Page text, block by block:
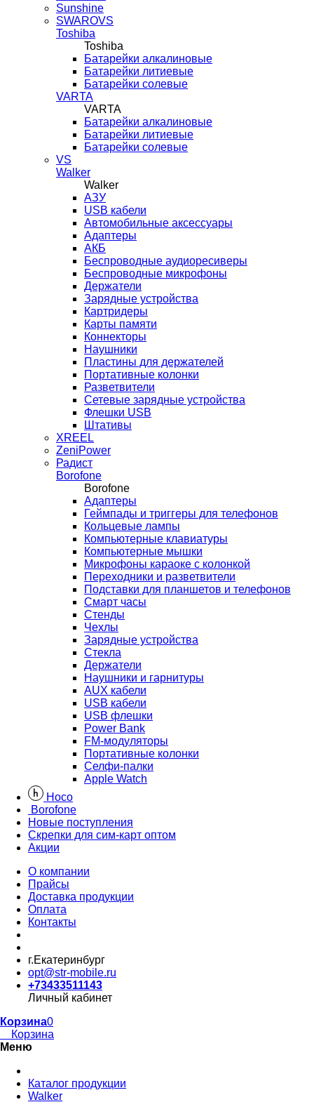
Sunshine
SWAROVS
Toshiba
Toshiba
Батарейки алкалиновые
Батарейки литиевые
Батарейки солевые
VARTA
VARTA
Батарейки алкалиновые
Батарейки литиевые
Батарейки солевые
VS
Walker
Walker
AЗУ
USB кабели
Автомобильные аксессуары
Адаптеры
АКБ
Беспроводные аудиоресиверы
Беспроводные микрофоны
Держатели
Зарядные устройства
Картридеры
Карты памяти
Коннекторы
Наушники
Пластины для держателей
Портативные колонки
Разветвители
Сетевые зарядные устройства
Флешки USB
Штативы
XREEL
ZeniPower
Радист
Borofone
Borofone
Адаптеры
Геймпады и триггеры для телефонов
Кольцевые лампы
Компьютерные клавиатуры
Компьютерные мышки
Микрофоны караоке с колонкой
Переходники и разветвители
Подставки для планшетов и телефонов
Смарт часы
Стенды
Чехлы
Зарядные устройства
Стекла
Держатели
Наушники и гарнитуры
AUX кабели
USB кабели
USB флешки
Power Bank
FM-модуляторы
Портативные колонки
Селфи-палки
Apple Watch
Hoco
Borofone
Новые поступления
Скрепки для сим-карт оптом
Акции
О компании
Прайсы
Доставка продукции
Оплата
Контакты
г.Екатеринбург
opt@str-mobile.ru
+73433511143
Личный кабинет
Корзина0
Корзина
Меню
Каталог продукции
Walker